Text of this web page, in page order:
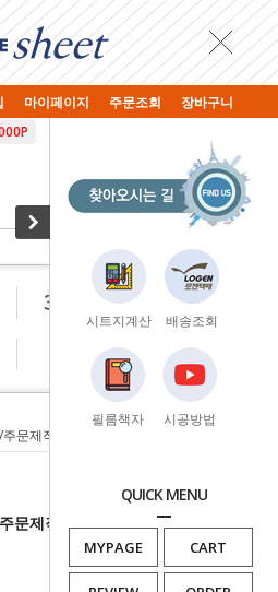
시트지계산 배송조회
필름책자 시공방법
QUICK MENU
MYPAGE CART
마이페이지 주문조회
장바구니
문제작/ 현대시트 금/은 메탈 스티커
문제작/ 현대시트 금/은 메탈 스티